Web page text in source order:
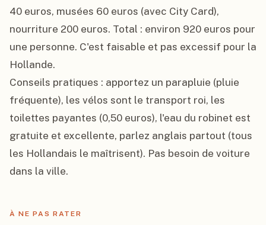
40 euros, musées 60 euros (avec City Card),
nourriture 200 euros. Total : environ 920 euros pour
une personne. C'est faisable et pas excessif pour la
Hollande.
Conseils pratiques : apportez un parapluie (pluie
fréquente), les vélos sont le transport roi, les
toilettes payantes (0,50 euros), l'eau du robinet est
gratuite et excellente, parlez anglais partout (tous
les Hollandais le maîtrisent). Pas besoin de voiture
dans la ville.
À NE PAS RATER